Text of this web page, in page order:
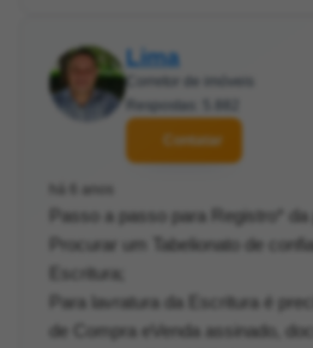
Lima
Contatar
Passo a passo para Registro* da
Procurar um Tabelionato de
Escritura;
Para lavratura da Escritura é
de Compra eVenda assinado,